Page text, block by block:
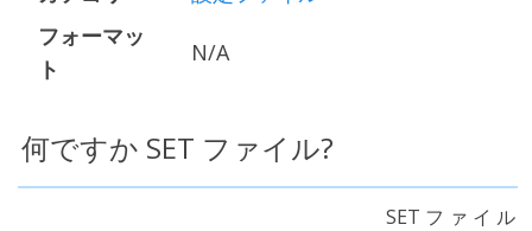
フォーマッ
ト
N/A
何ですか SET ファイル?
SETファイル